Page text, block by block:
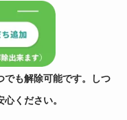
でも解除可能です。しつ
ください。